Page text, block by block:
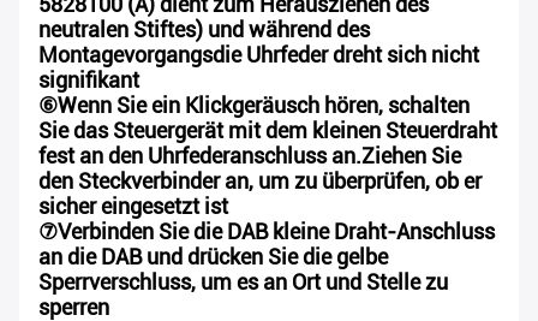
neutralen Stiftes) und während des
Montagevorgangsdie Uhrfeder dreht sich nicht
signifikant
⑥Wenn Sie ein Klickgeräusch hören, schalten
Sie das Steuergerät mit dem kleinen Steuerdraht
fest an den Uhrfederanschluss an.Ziehen Sie
den Steckverbinder an, um zu überprüfen, ob er
sicher eingesetzt ist
⑦Verbinden Sie die DAB kleine Draht-Anschluss
an die DAB und drücken Sie die gelbe
Sperrverschluss, um es an Ort und Stelle zu
sperren